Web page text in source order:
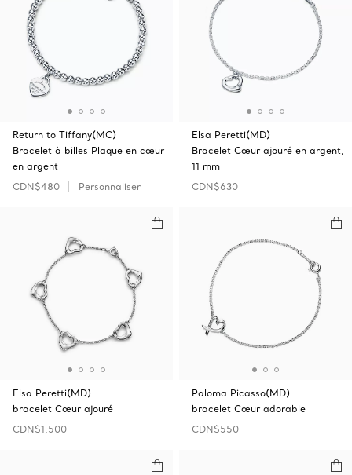
Return to Tiffany(MC)
Bracelet à billes Plaque en cœur
en argent
CDN$480
Personnaliser
Elsa Peretti(MD)
Bracelet Cœur ajouré en argent,
11 mm
CDN$630
Elsa Peretti(MD)
bracelet Cœur ajouré
CDN$1,500
Paloma Picasso(MD)
bracelet Cœur adorable
CDN$550